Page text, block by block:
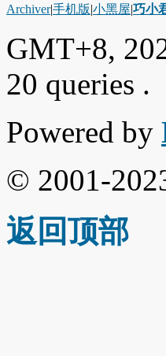
Archiver|手机版|小黑屋|巧小
GMT+8,
20 queries .
Powered by
© 2001-
返回顶部